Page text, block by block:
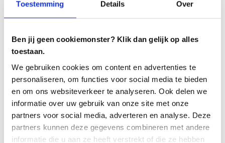
Toestemming Details Over
Ben jij geen cookiemonster? Klik dan gelijk op alles
toestaan.
We gebruiken cookies om content en advertenties te
personaliseren, om functies voor social media te bieden
en om ons websiteverkeer te analyseren. Ook delen we
informatie over uw gebruik van onze site met onze
partners voor social media, adverteren en analyse. Deze
partners kunnen deze gegevens combineren met andere
informatie die u aan ze heeft verstrekt of die ze hebben
Es erfordert (technische) Kenntnisse, um manuelle
Testskripte in automatisierte Skripte umzuwandeln
Bei Änderungen sollten die von der Änderung
betroffenen automatisierten Testskripte aktualisiert
werden.
Neue Funktionen erfordern ein Umdenken bei der
Prüfung